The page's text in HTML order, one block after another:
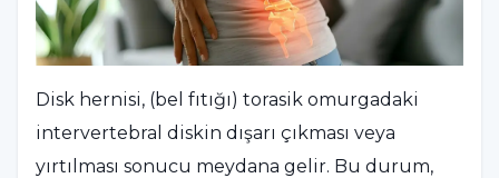
Disk hernisi, (bel fıtığı) torasik omurgadaki
intervertebral diskin dışarı çıkması veya
yırtılması sonucu meydana gelir. Bu durum,